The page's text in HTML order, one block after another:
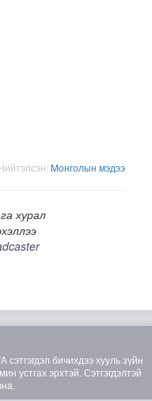
Moнголын мэдээ
хурал
бичихдээ хууль зүйн
устгах эрхтэй. Сэтгэгдэлтэй